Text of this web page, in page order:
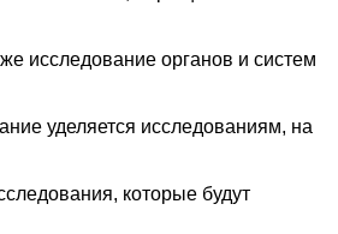
исследование органов и систем
уделяется исследованиям, на
которые будут